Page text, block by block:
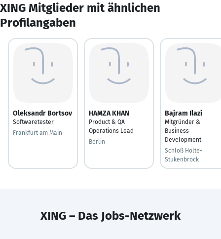
XING Mitglieder mit ähnlichen
Profilangaben
Oleksandr Bortsov
Softwaretester
Frankfurt am Main
HAMZA KHAN
Product & QA
Operations Lead
Berlin
Bajram Ilazi
Mitgründer &
Business
Development
Schloß Holte-
Stukenbrock
XING – Das Jobs-Netzwerk